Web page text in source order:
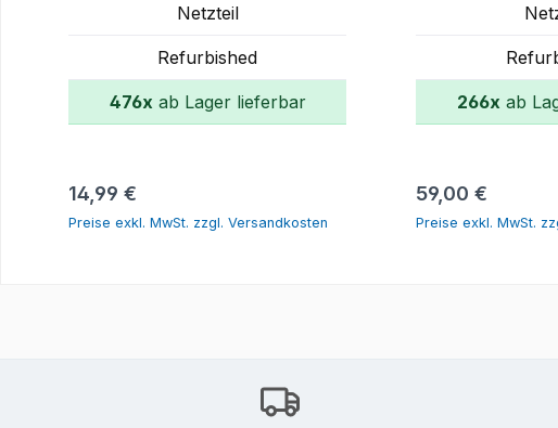
Netzteil
Refurbished
476x ab Lager lieferbar
Regulärer Preis:
14,99 €
Preise exkl. MwSt. zzgl. Versandkosten
266x ab
Regulärer Preis:
59,00 €
Preise exkl. MwSt.